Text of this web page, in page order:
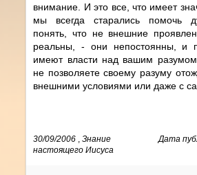
внимание. И это все, что имеет
мы всегда старались помочь
понять, что не внешние
реальны, - они непостоянны, и
имеют власти над вашим
не позволяете своему разуму
внешними условиями или даже с
30/09/2006 Дата
,Знание
настоящего Иисуса